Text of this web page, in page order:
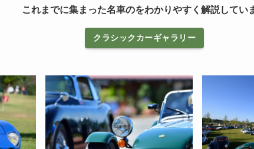
これまでに集まった名車のをわかりやすく解説してい
クラシックカーギャラリー